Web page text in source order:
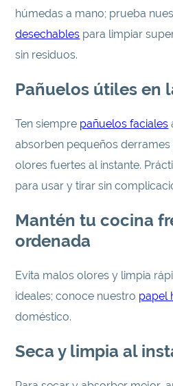
húmedas a mano; prueba
desechables para limpiar
sin residuos.
Pañuelos útiles en
Ten siempre pañuelos faciales
absorben pequeños
olores fuertes al instante.
para usar y tirar sin
Mantén tu cocina
ordenada
Evita malos olores y limpia
ideales; conoce nuestro papel
doméstico.
Seca y limpia al